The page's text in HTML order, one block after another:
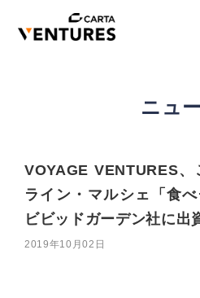
ニュ
VOYAGE VENTURES
ライン・マルシェ「食
ビビッドガーデン社に出
2019年10月02日